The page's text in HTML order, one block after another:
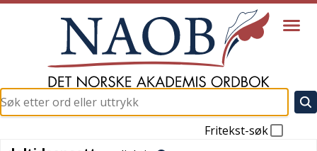
Fritekst-søk